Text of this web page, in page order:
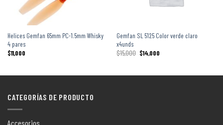
Helices Gemfan 65mm PC-1.5mm Whisky
4 pares
$11,000
Gemfan SL 5125 Color verde claro
x4unds
$15,000 $14,000
CATEGORÍAS DE PRODUCTO
Accesorios